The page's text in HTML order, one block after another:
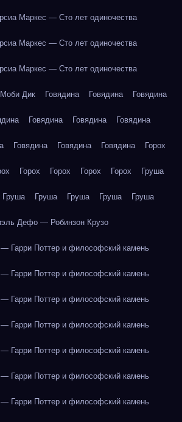
Маркес — Сто лет одиночества
Маркес — Сто лет одиночества
Маркес — Сто лет одиночества
Дик Говядина Говядина Говядина
Говядина Говядина Говядина
Говядина Говядина Говядина Горох
Горох Горох Горох Горох Груша
Груша Груша Груша Груша Груша
Дефо — Робинзон Крузо
Гарри Поттер и философский камень
Гарри Поттер и философский камень
Гарри Поттер и философский камень
Гарри Поттер и философский камень
Гарри Поттер и философский камень
Гарри Поттер и философский камень
Гарри Поттер и философский камень